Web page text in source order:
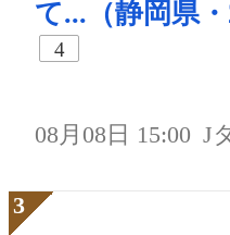
て...（静岡県・
4
08月08日 15:00 J